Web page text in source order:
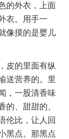
的外衣，上面
衣。用手一
像摸的是婴儿
皮的里面有纵
送营养的。里
，一股清香味
的、甜甜的、
伦比，让人回
黑点。那黑点